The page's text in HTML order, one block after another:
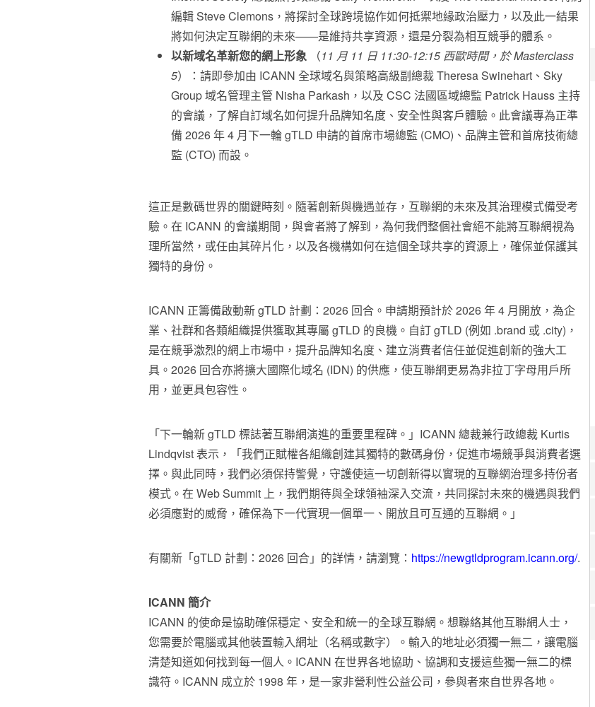
編輯 Steve Clemons，將探討全球跨境協作如何抵禦地緣政治壓力，以及此一結果
將如何決定互聯網的未來——是維持共享資源，還是分裂為相互競爭的體系。
以新域名革新您的網上形象（11 月 11 日 11:30-12:15 西歐時間，於 Masterclass
5）：請即參加由 ICANN 全球域名與策略高級副總裁 Theresa Swinehart、Sky
Group 域名管理主管 Nisha Parkash，以及 CSC 法國區域總監 Patrick Hauss主持
的會議，了解自訂域名如何提升品牌知名度、安全性與客戶體驗。此會議專為正準
備 2026 年 4 月下一輪 gTLD 申請的首席市場總監 (CMO)、品牌主管和首席技術總
監 (CTO) 而設。
這正是數碼世界的關鍵時刻。隨著創新與機遇並存，互聯網的未來及其治理模式備受考
驗。在 ICANN 的會議期間，與會者將了解到，為何我們整個社會絕不能將互聯網視為
理所當然，或任由其碎片化，以及各機構如何在這個全球共享的資源上，確保並保護其
獨特的身份。
ICANN 正籌備啟動新 gTLD 計劃：2026 回合。申請期預計於 2026 年 4 月開放，為企
業、社群和各類組織提供獲取其專屬 gTLD 的良機。自訂 gTLD (例如 .brand 或 .city)，
是在競爭激烈的網上市場中，提升品牌知名度、建立消費者信任並促進創新的強大工
具。2026 回合亦將擴大國際化域名 (IDN) 的供應，使互聯網更易為非拉丁字母用戶所
用，並更具包容性。
「下一輪新 gTLD 標誌著互聯網演進的重要里程碑。」ICANN 總裁兼行政總裁 Kurtis
Lindqvist表示，「我們正賦權各組織創建其獨特的數碼身份，促進市場競爭與消費者選
擇。與此同時，我們必須保持警覺，守護使這一切創新得以實現的互聯網治理多持份者
模式。在 Web Summit 上，我們期待與全球領袖深入交流，共同探討未來的機遇與我們
必須應對的威脅，確保為下一代實現一個單一、開放且可互通的互聯網。」
有關新「gTLD 計劃：2026 回合」的詳情，請瀏覽： https://newgtldprogram.icann.org/.
ICANN 簡介
ICANN 的使命是協助確保穩定、安全和統一的全球互聯網。想聯絡其他互聯網人士，
您需要於電腦或其他裝置輸入網址（名稱或數字）。輸入的地址必須獨一無二，讓電腦
清楚知道如何找到每一個人。ICANN 在世界各地協助、協調和支援這些獨一無二的標
識符。ICANN 成立於 1998 年，是一家非營利性公益公司，參與者來自世界各地。